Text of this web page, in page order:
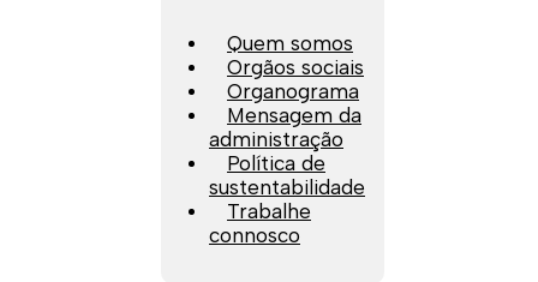
Quem somos
Orgãos sociais
Organograma
Mensagem da
administração
Política de
sustentabilidade
Trabalhe
connosco